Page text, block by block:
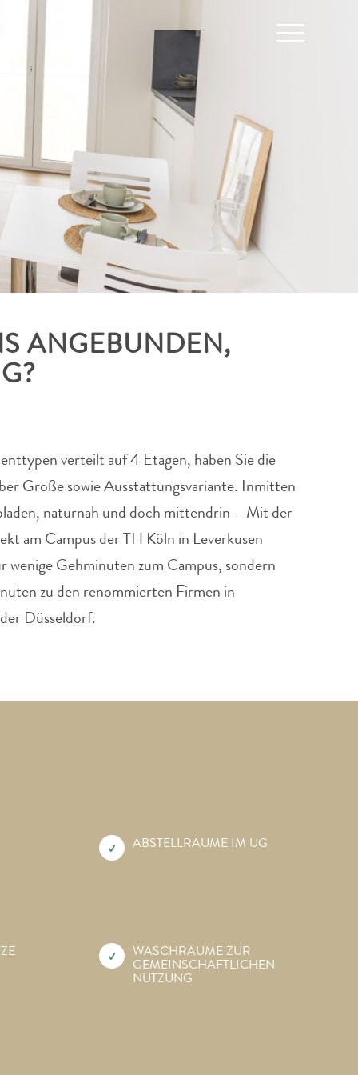
ANGEBUNDEN,
verteilt auf 4 Etagen, haben Sie die
Größe sowie Ausstattungsvariante. Inmitten
naturnah und doch mittendrin – Mit der
am Campus der TH Köln in Leverkusen
wenige Gehminuten zum Campus, sondern
zu den renommierten Firmen in
Düsseldorf.
ABSTELLRÄUME IM UG
WASCHRÄUME ZUR
GEMEINSCHAFTLICHEN
NUTZUNG